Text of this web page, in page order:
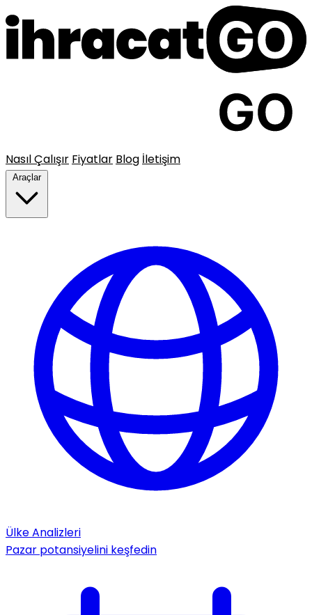
Nasıl Çalışır Fiyatlar Blog İletişim
Araçlar
Ülke Analizleri
Pazar potansiyelini keşfedin